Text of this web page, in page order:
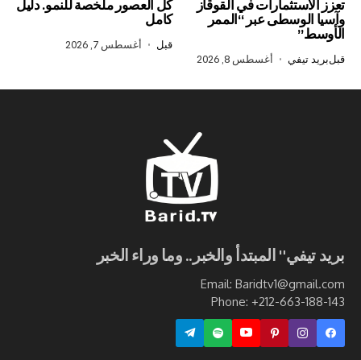
في القوقاز
عبر “الممر
أغسطس 8, 2026
كل العصور ملخصة للنمو. دليل
كامل
أغسطس 7, 2026
المبتدأ والخبر.. وما وراء الخبر
Email:
Phone: +212-